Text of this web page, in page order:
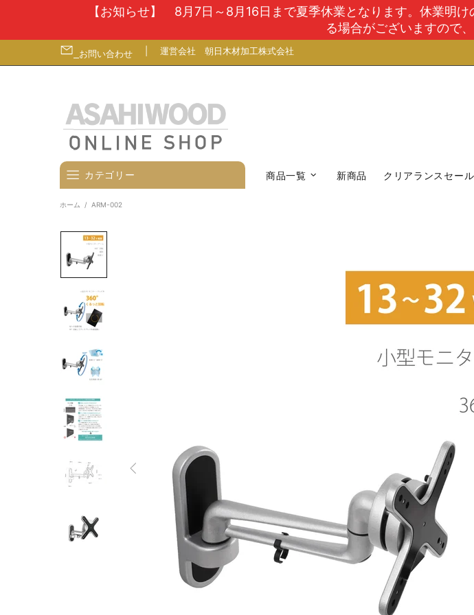
【お知らせ】 8月7日～8月16日まで夏季休業となります。休業明
る場合がございますので
お問い合わせ 運営会社 朝日木材加工株式会社
カテゴリー
壁寄せテレビスタンド
テレビ台
テレビ（ディスプレイ）壁掛金
具
オーディオラック
収納家具
チェア
ソファ
インテリア家具・その他
オフィス・店舗向けアイテム
クリアランスセール
テレビ（ディスプレイ）取付対応
商品一覧 新商品 クリアランスセール
ホーム ARM-002